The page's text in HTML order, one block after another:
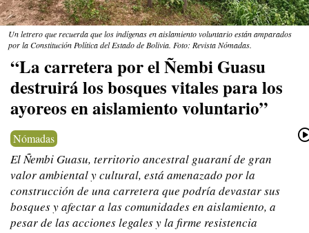
Un letrero que recuerda que los indígenas en aislamiento voluntario están amparados
por la Constitución Política del Estado de Bolivia. Foto: Revista Nómadas.
“La carretera por el Ñembi Guasu
destruirá los bosques vitales para los
ayoreos en aislamiento voluntario”
Nómadas
El Ñembi Guasu, territorio ancestral guaraní de gran
valor ambiental y cultural, está amenazado por la
construcción de una carretera que podría devastar sus
bosques y afectar a las comunidades en aislamiento, a
pesar de las acciones legales y la firme resistencia